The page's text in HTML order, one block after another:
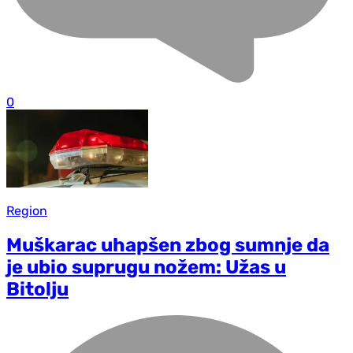
0
Region
Muškarac uhapšen zbog sumnje da
je ubio suprugu nožem: Užas u
Bitolju